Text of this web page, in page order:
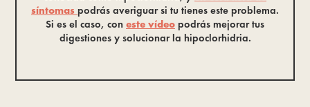
síntomas podrás averiguar si tu tienes este problema.
Si es el caso, con este vídeo podrás mejorar tus
digestiones y solucionar la hipoclorhidria.